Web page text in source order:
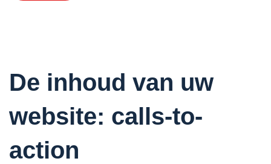
De inhoud van uw
website: calls-to-
action